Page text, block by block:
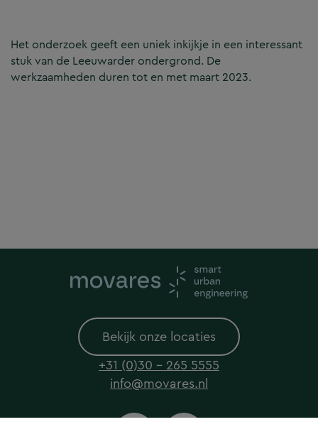
Het onderzoek geeft een uniek inkijkje in een interessant
stuk van de Leeuwarder ondergrond. De
werkzaamheden duren tot en met maart 2023.
Bekijk onze locaties
+31 (0)30 - 265 5555
info@movares.nl